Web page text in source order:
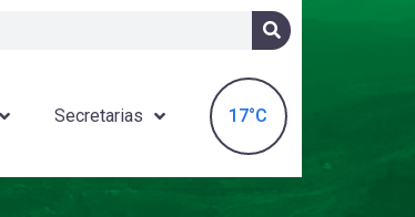
Secretarias 17°C